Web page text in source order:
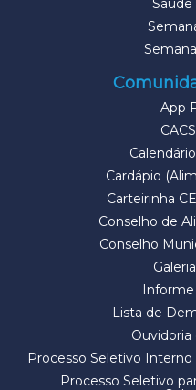
Saúde
App
Cardápio
Carteirinha
Conselho de
Conselho
Lista de
Ouvidoria
Processo Seletivo
Processo Seletivo